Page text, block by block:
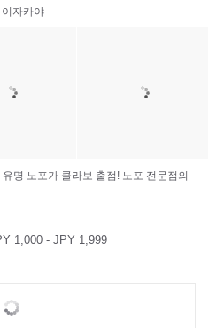
자카야
명 노포가 콜라보 출점! 노포 전문점의
1,000 - JPY 1,999